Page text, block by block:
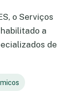
o Serviços
a
de